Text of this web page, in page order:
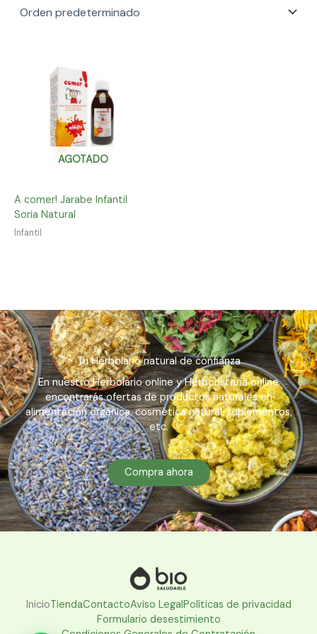
AGOTADO
A comer! Jarabe Infantil
Soria Natural
Infantil
Tu Herbolario natural de confianza
En nuestro Herbolario online y Herboristería online
encontrarás ofertas de productos naturales en
alimentación orgánica, cosmética natural, suplementos,
etc.
Compra ahora
InicioTiendaContactoAviso LegalPolíticas de privacidad
Formulario desestimiento